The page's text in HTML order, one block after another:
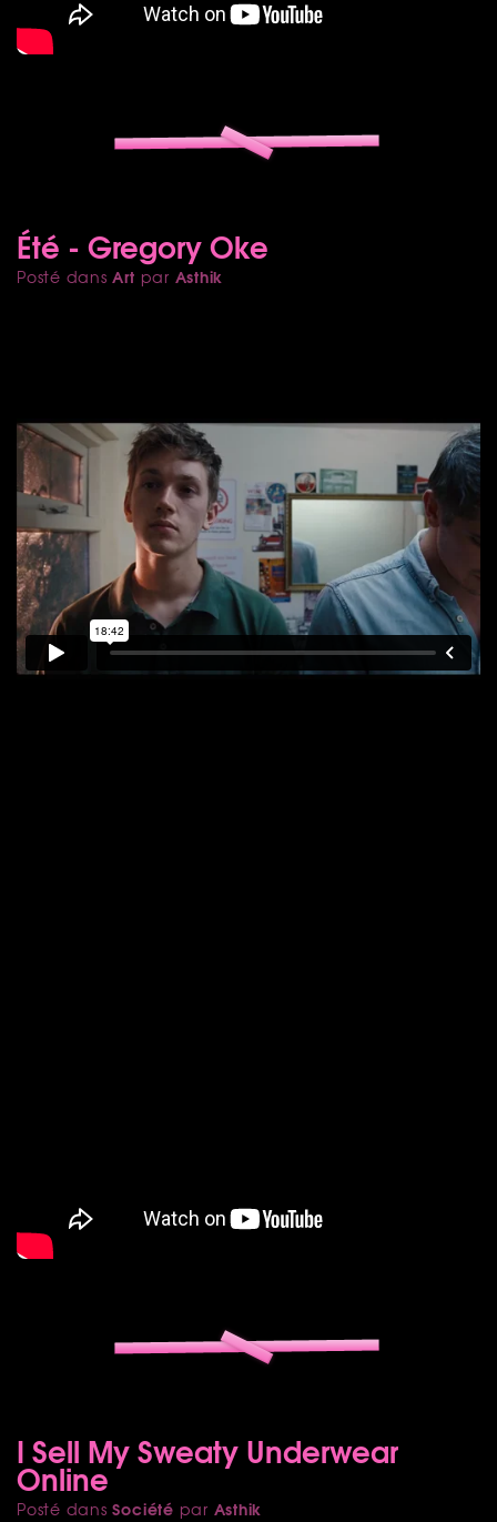
Été - Gregory Oke
Posté dansArt par Asthik
I Sell My Sweaty Underwear
Online
Posté dansSociété par Asthik